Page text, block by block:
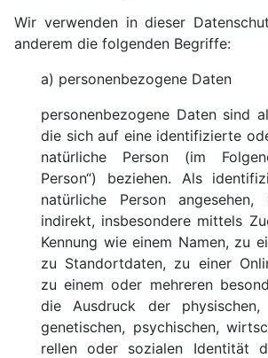
Wir verwenden in dieser
anderem die folgenden Begriffe:
a) personen­bezogene Daten
personen­bezogene Daten sind
die sich auf eine identi­fizierte
natürliche Person (im
Person“) beziehen. Als
natür­liche Person
indirekt, ins­be­son­dere mittels
Kennung wie einem Namen, zu
zu Stand­ort­daten, zu einer
zu einem oder mehreren
die Ausdruck der physischen,
genetischen, psychischen,
rellen oder sozialen Identität